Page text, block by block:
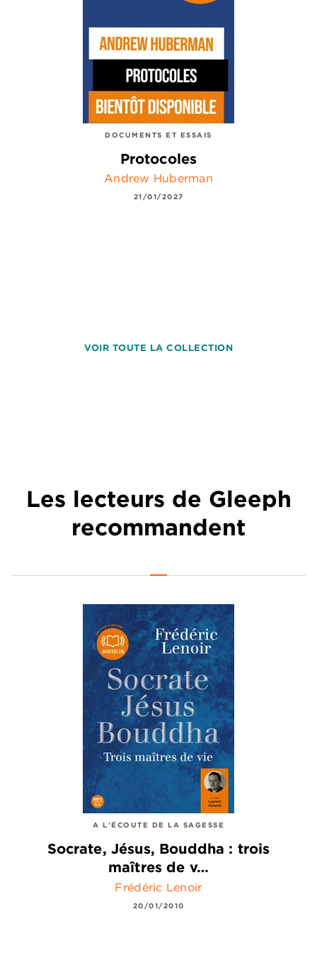
DOCUMENTS ET ESSAIS
Protocoles
Andrew Huberman
21/01/2027
VOIR TOUTE LA COLLECTION
Les lecteurs de Gleeph
recommandent
A L'ÉCOUTE DE LA SAGESSE
Socrate, Jésus, Bouddha : trois
maîtres de v…
Frédéric Lenoir
20/01/2010